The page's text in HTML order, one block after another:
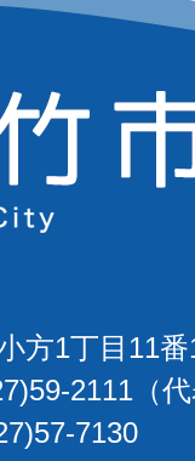
方1丁目11
2111（
7130